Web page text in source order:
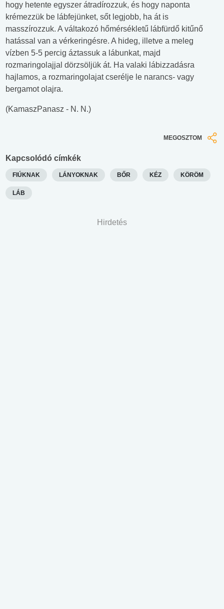
hogy hetente egyszer átradírozzuk, és hogy naponta
krémezzük be lábfejünket, sőt legjobb, ha át is
masszírozzuk. A váltakozó hőmérsékletű lábfürdő kitűnő
hatással van a vérkeringésre. A hideg, illetve a meleg
vízben 5-5 percig áztassuk a lábunkat, majd
rozmaringolajjal dörzsöljük át. Ha valaki lábizzadásra
hajlamos, a rozmaringolajat cserélje le narancs- vagy
bergamot olajra.
(KamaszPanasz - N. N.)
MEGOSZTOM
Kapcsolódó címkék
FIÚKNAK LÁNYOKNAK BŐR KÉZ KÖRÖM
LÁB
Hirdetés